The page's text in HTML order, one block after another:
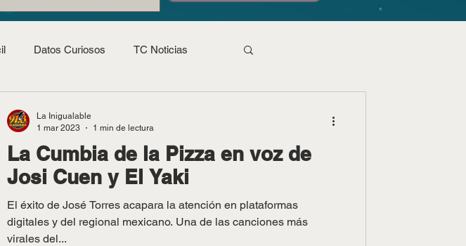
Datos Curiosos TC Noticias
La Cumbia de la Pizza en voz de
Josi Cuen y El Yaki
El éxito de José Torres acapara la atención en plataformas
digitales y del regional mexicano. Una de las canciones más
virales del...
La Inigualable
1 mar 2023
1 min de lectura